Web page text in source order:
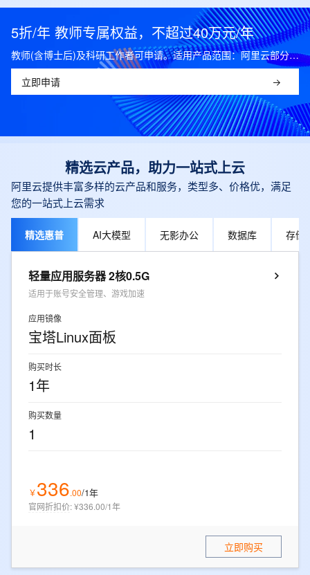
5折/年 教师专属权益，不超过40万元/年
教师(含博士后)及科研工作者可申请。适用产品范围：阿里云部分公共云产品，可开科研发票。
立即申请
精选云产品，助力一站式上云
阿里云提供丰富多样的云产品和服务，类型多、价格优，满足
您的一站式上云需求
精选惠普 AI大模型 无影办公 数据库 存储
轻量应用服务器 2核0.5G
适用于账号安全管理、游戏加速
应用镜像
宝塔Linux面板
购买时长
1年
购买数量
1
￥336.00/1年
官网折扣价:¥336.00/1年
立即购买